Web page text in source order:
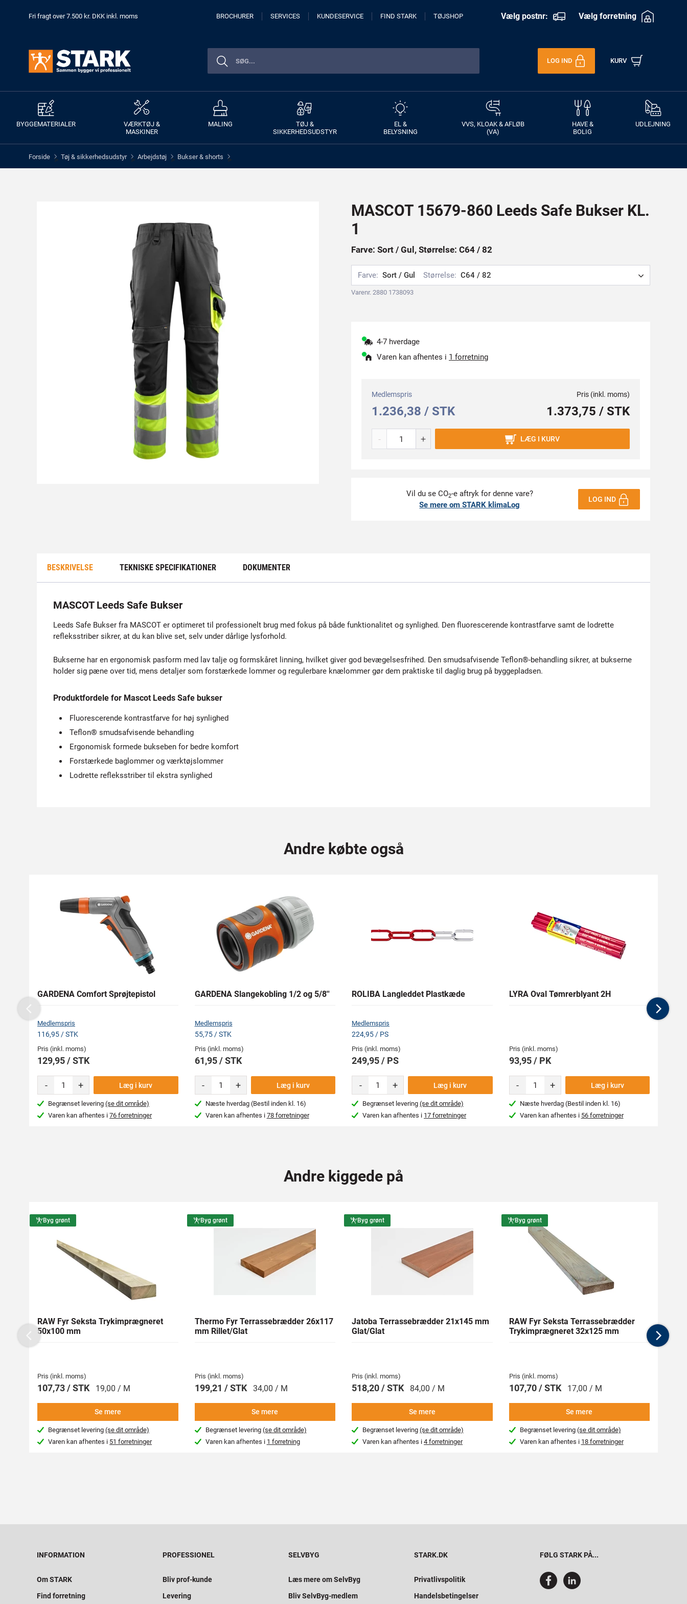
Fri fragt over 7.500 kr. DKK inkl. moms BROCHURER SERVICES KUNDESERVICE FIND STARK TØJSHOP Vælg postnr: Vælg forretning
LOG IND KURV
BYGGEMATERIALER
VÆRKTØJ &
MASKINER
MALING
TØJ &
SIKKERHEDSUDSTYR
EL &
BELYSNING
VVS, KLOAK & AFLØB
(VA)
HAVE &
BOLIG
UDLEJNING
Forside > Tøj & sikkerhedsudstyr > Arbejdstøj > Bukser & shorts >
MASCOT 15679-860 Leeds Safe Bukser KL.
1
Farve: Sort / Gul, Størrelse: C64 / 82
Farve: Sort / Gul Størrelse: C64 / 82
Varenr. 2880 1738093
4-7 hverdage
Varen kan afhentes i 1 forretning
Medlemspris
1.236,38 / STK
Pris (inkl. moms)
1.373,75 / STK
- + LÆG I KURV
Vil du se CO2-e aftryk for denne vare?
Se mere om STARK klimaLog
LOG IND
BESKRIVELSE TEKNISKE SPECIFIKATIONER DOKUMENTER
MASCOT Leeds Safe Bukser
Leeds Safe Bukser fra MASCOT er optimeret til professionelt brug med fokus på både funktionalitet og synlighed. Den fluorescerende kontrastfarve samt de lodrette
refleksstriber sikrer, at du kan blive set, selv under dårlige lysforhold.
Bukserne har en ergonomisk pasform med lav talje og formskåret linning, hvilket giver god bevægelsesfrihed. Den smudsafvisende Teflon®-behandling sikrer, at bukserne
holder sig pæne over tid, mens detaljer som forstærkede lommer og regulerbare knælommer gør dem praktiske til daglig brug på byggepladsen.
Produktfordele for Mascot Leeds Safe bukser
Fluorescerende kontrastfarve for høj synlighed
Teflon® smudsafvisende behandling
Ergonomisk formede bukseben for bedre komfort
Forstærkede baglommer og værktøjslommer
Lodrette refleksstriber til ekstra synlighed
Andre købte også
GARDENA Comfort Sprøjtepistol
Medlemspris
116,95 / STK
Pris (inkl. moms)
129,95 / STK
- + Læg i kurv
Begrænset levering(se dit område)
Varen kan afhentes i76 forretninger
GARDENA Slangekobling 1/2 og 5/8''
Medlemspris
55,75 / STK
Pris (inkl. moms)
61,95 / STK
- + Læg i kurv
Næste hverdag (Bestil inden kl. 16)
Varen kan afhentes i 78 forretninger
ROLIBA Langleddet Plastkæde
Medlemspris
224,95 / PS
Pris (inkl. moms)
249,95 / PS
- + Læg i kurv
Begrænset levering(se dit område)
Varen kan afhentes i 17 forretninger
LYRA Oval Tømrerblyant 2H
Pris (inkl. moms)
93,95 / PK
- + Læg i kurv
Næste hverdag (Bestil inden kl. 16)
Varen kan afhentes i 56 forretninger
Previous
Andre kiggede på
Byg grønt
RAW Fyr Seksta Trykimprægneret
50x100 mm
Pris (inkl. moms)
107,73 / STK 19,00 / M
Se mere
Begrænset levering(se dit område)
Varen kan afhentes i 51 forretninger
Byg grønt
Thermo Fyr Terrassebrædder 26x117
mm Rillet/Glat
Pris (inkl. moms)
199,21 / STK 34,00 / M
Se mere
Begrænset levering (se dit område)
Varen kan afhentes i 1 forretning
Byg grønt
Jatoba Terrassebrædder 21x145 mm
Glat/Glat
Pris (inkl. moms)
518,20 / STK 84,00 / M
Se mere
Begrænset levering(se dit område)
Varen kan afhentes i4 forretninger
Byg grønt
RAW Fyr Seksta Terrassebrædder
Trykimprægneret 32x125 mm
Pris (inkl. moms)
107,70 / STK 17,00 / M
Se mere
Begrænset levering (se dit område)
Varen kan afhentes i 18 forretninger
mm
Previous
INFORMATION
Om STARK
Find forretning
PROFESSIONEL
Bliv prof-kunde
Levering
SELVBYG
Læs mere om SelvByg
Bliv SelvByg-medlem
STARK.DK
Privatlivspolitik
Handelsbetingelser
FØLG STARK PÅ...